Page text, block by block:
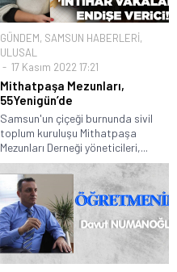
GÜNDEM, SAMSUN HABERLERİ,
ULUSAL
17 Kasım 2022 17:21
Mithatpaşa Mezunları,
55Yenigün’de
Samsun'un çiçeği burnunda sivil
toplum kuruluşu Mithatpaşa
Mezunları Derneği yöneticileri,...